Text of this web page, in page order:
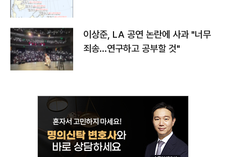
이상준, LA 공연 논란에 사과 "너무
죄송…연구하고 공부할 것"